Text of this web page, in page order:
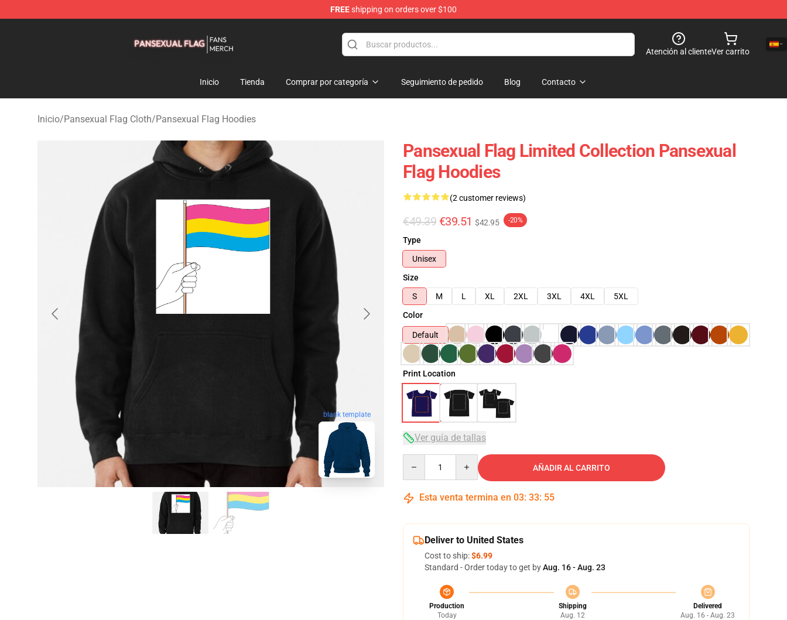
FREEshipping on orders over $100
Atención al clienteVer carrito
Inicio Tienda Comprar por categoría Seguimiento de pedido Blog Contacto
Inicio/Pansexual Flag Cloth/Pansexual Flag Hoodies
blank template
Pansexual Flag Limited Collection Pansexual
Flag Hoodies
(2 customer reviews)
€49.39 €39.51 $42.95 -20%
Type
Unisex
Size
S
M L XL 2XL 3XL 4XL
5XL
Color
Default
Print Location
Ver guía de tallas
AÑADIR AL CARRITO
Esta venta termina en 03: 33: 54
Deliver to United States
Cost to ship:$6.99
Standard - Order today to get byAug. 16 - Aug. 23
Production
Today
Shipping
Aug. 12
Delivered
Aug. 16 - Aug. 23